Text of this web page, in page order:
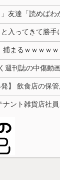
捕まるｗｗｗｗ